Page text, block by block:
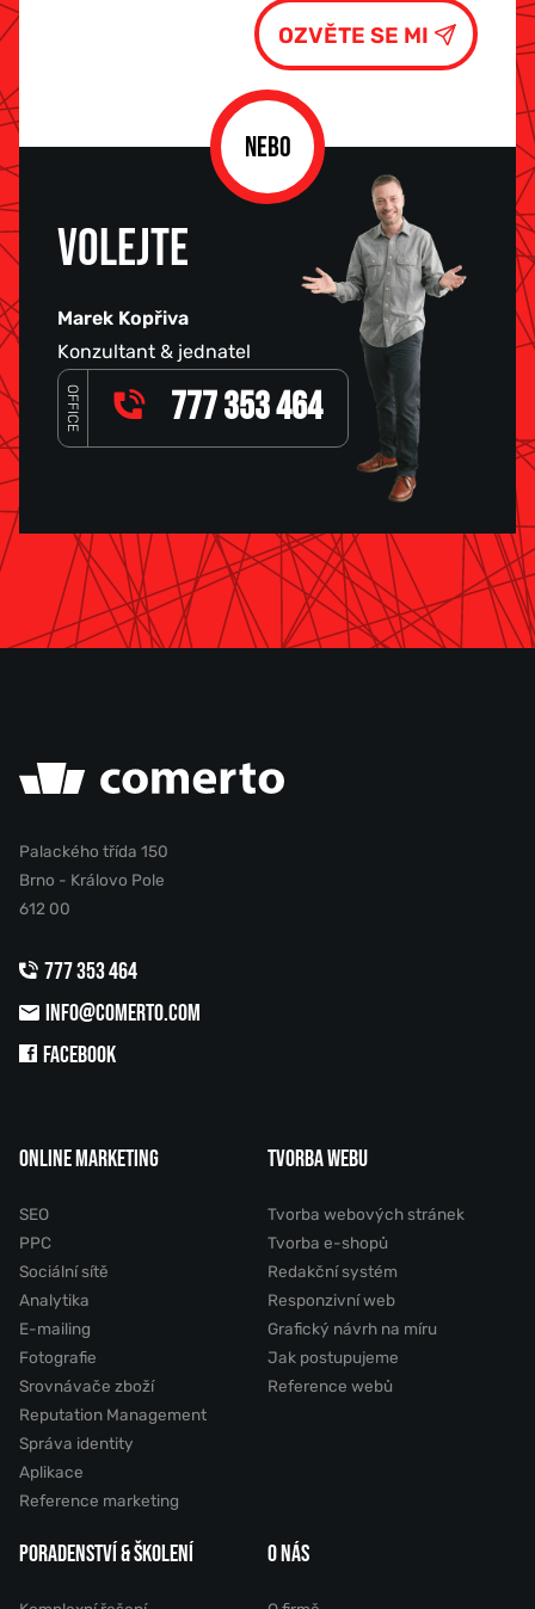
NEBO
VOLEJTE
Marek Kopřiva
Konzultant & jednatel
OFFICE 777 353 464
Palackého třída 150
Brno - Královo Pole
612 00
777 353 464
INFO@COMERTO.COM
FACEBOOK
ONLINE MARKETING
SEO
PPC
Sociální sítě
Analytika
E-mailing
Fotografie
Srovnávače zboží
Reputation Management
Správa identity
Aplikace
Reference marketing
TVORBA WEBU
Tvorba webových stránek
Tvorba e-shopů
Redakční systém
Responzivní web
Grafický návrh na míru
Jak postupujeme
Reference webů
PORADENSTVÍ & ŠKOLENÍ O NÁS